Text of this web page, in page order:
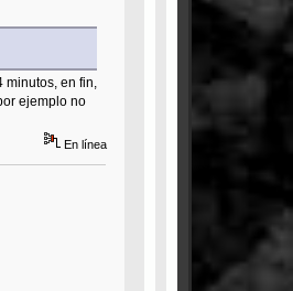
en fin,
ejemplo no
En línea